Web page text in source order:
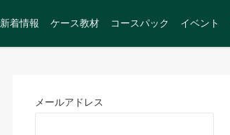
新着情報 ケース教材 コースパック イベント
メールアドレス